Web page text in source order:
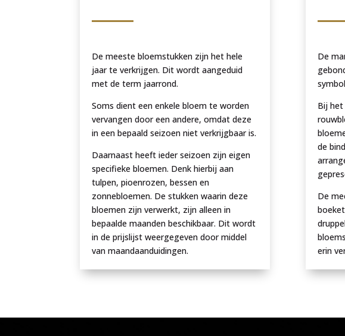
De meeste bloemstukken zijn het hele
jaar te verkrijgen. Dit wordt aangeduid
met de term jaarrond.
Soms dient een enkele bloem te worden
vervangen door een andere, omdat deze
in een bepaald seizoen niet verkrijgbaar is.
Daarnaast heeft ieder seizoen zijn eigen
specifieke bloemen. Denk hierbij aan
tulpen, pioenrozen, bessen en
zonnebloemen. De stukken waarin deze
bloemen zijn verwerkt, zijn alleen in
bepaalde maanden beschikbaar. Dit wordt
in de prijslijst weergegeven door middel
van maandaanduidingen.
De
Bij het
de
De
erin